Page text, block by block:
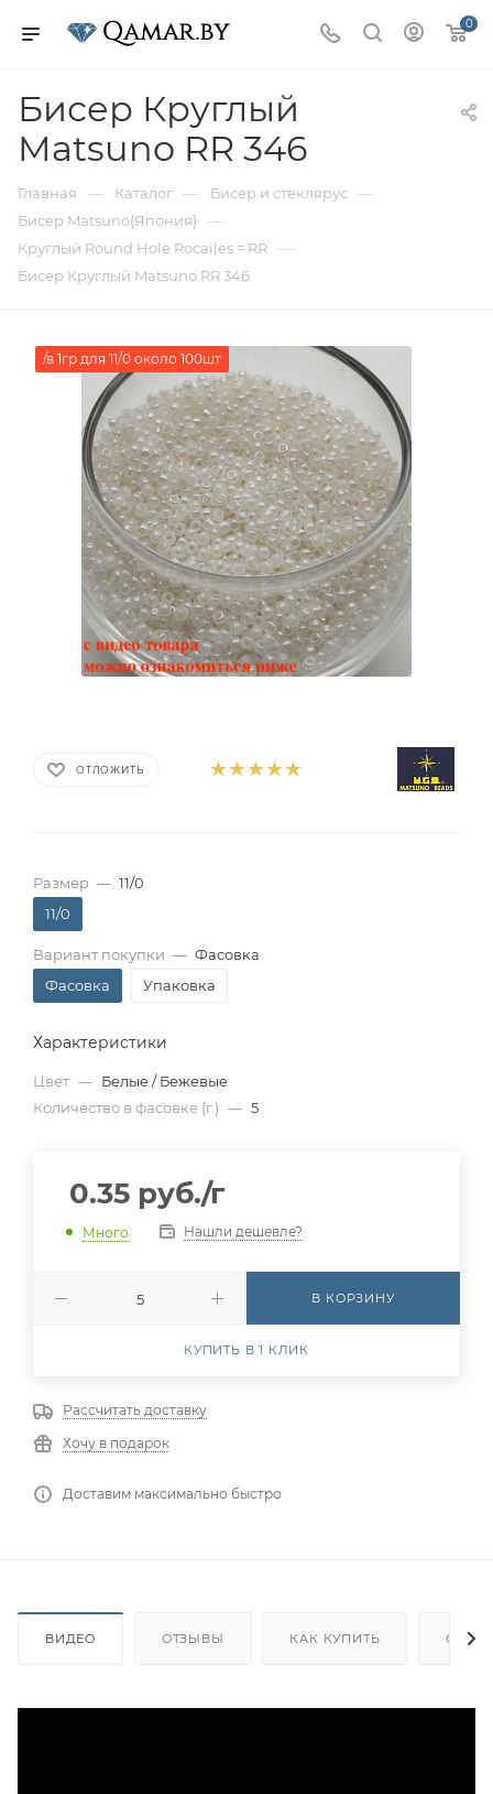
0
Бисер Круглый
Matsuno RR 346
Главная — Каталог — Бисер и стеклярус —
Бисер Matsuno(Япония) —
Круглый Round Hole Rocailes = RR —
Бисер Круглый Matsuno RR 346
/в 1гр для 11/0 около 100шт
ОТЛОЖИТЬ
Размер — 11/0
11/0
Вариант покупки — Фасовка
Фасовка
Упаковка
Характеристики
Цвет — Белые / Бежевые
Количество в фасовке (г.) — 5
0.35 руб./г
Много Нашли дешевле?
В КОРЗИНУ
КУПИТЬ В 1 КЛИК
Рассчитать доставку
Хочу в подарок
Доставим максимально быстро
ВИДЕО ОТЗЫВЫ КАК КУПИТЬ